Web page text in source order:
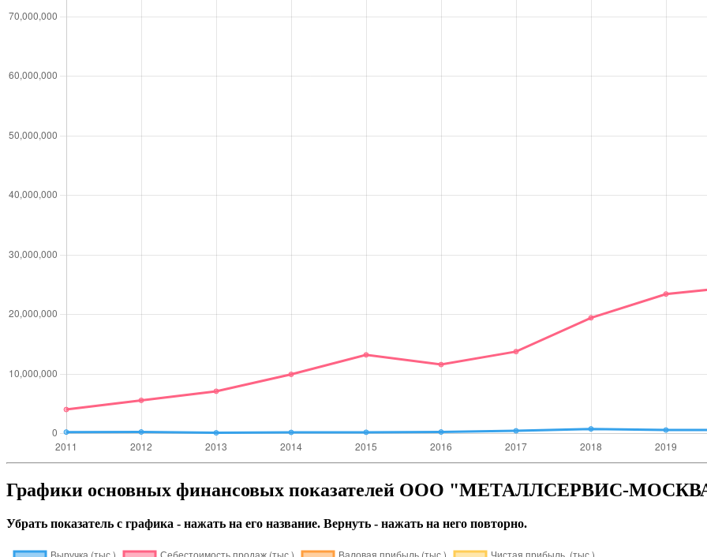
Графики основных финансовых показателей ООО "МЕТАЛЛСЕРВИС-
Убрать показатель с графика - нажать на его название. Вернуть - нажать на него повторно.